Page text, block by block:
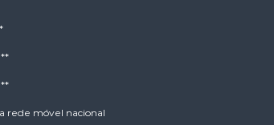
*
rede móvel nacional